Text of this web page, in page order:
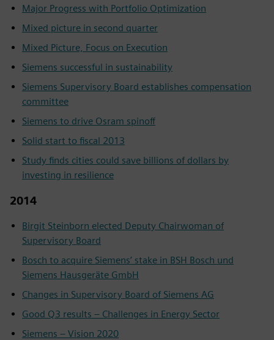
Major Progress with Portfolio Optimization
Mixed picture in second quarter
Mixed Picture, Focus on Execution
Siemens successful in sustainability
Siemens Supervisory Board establishes compensation
committee
Siemens to drive Osram spinoff
Solid start to fiscal 2013
Study finds cities could save billions of dollars by
investing in resilience
2014
Birgit Steinborn elected Deputy Chairwoman of
Supervisory Board
Bosch to acquire Siemens’ stake in BSH Bosch und
Siemens Hausgeräte GmbH
Changes in Supervisory Board of Siemens AG
Good Q3 results – Challenges in Energy Sector
Siemens – Vision 2020